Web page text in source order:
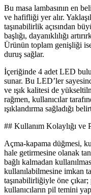
Bu masa lambasının en
ve hafifliği yer alır.
taşınabilirlik açısından
başlığı, dayanıklılığı
Ürünün toplam genişliği
duruş sağlar.
İçeriğinde 4 adet LED
sunar. Bu LED’ler
ve ışık kalitesi de
rağmen, kullanıcılar
ışıklandırma sağladığı
## Kullanım Kolaylığı ve
Açma-kapama düğmesi,
hale getirmesine olanak
bağlı kalmadan
kullanılabilmesine imkan
taşınabilirliğiyle öne
kullanıcıların pil temini